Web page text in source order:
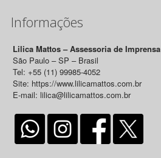
Informações
Lilica Mattos – Assessoria de Imprensa
São Paulo – SP – Brasil
Tel: +55 (11) 99985-4052
Site: https://www.lilicamattos.com.br
E-mail: lilica@lilicamattos.com.br